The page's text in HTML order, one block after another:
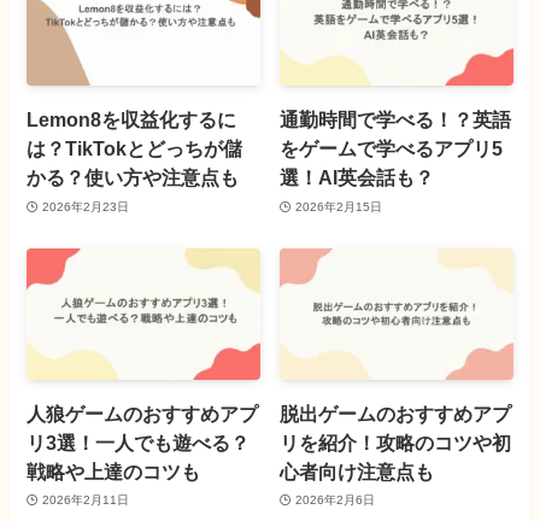
Lemon8を収益化するに
は？TikTokとどっちが儲
かる？使い方や注意点も
2026年2月23日
通勤時間で学べる！？英語
をゲームで学べるアプリ5
選！AI英会話も？
2026年2月15日
人狼ゲームのおすすめアプ
リ3選！一人でも遊べる？
戦略や上達のコツも
2026年2月11日
脱出ゲームのおすすめアプ
リを紹介！攻略のコツや初
心者向け注意点も
2026年2月6日